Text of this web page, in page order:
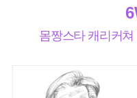
몸짱스타 캐리커